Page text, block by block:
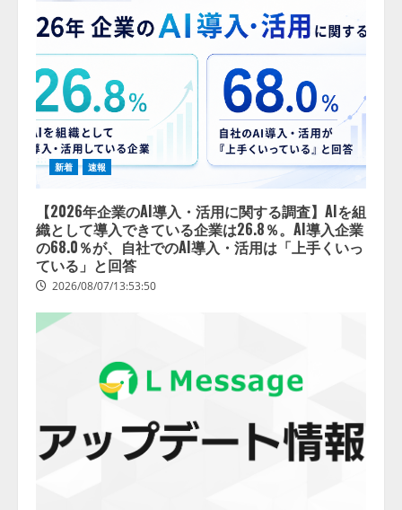
新着 速報
【2026年企業のAI導入・活用に関する調査】AIを組
織として導入できている企業は26.8％。AI導入企業
の68.0％が、自社でのAI導入・活用は「上手くいっ
ている」と回答
2026/08/07/13:53:50